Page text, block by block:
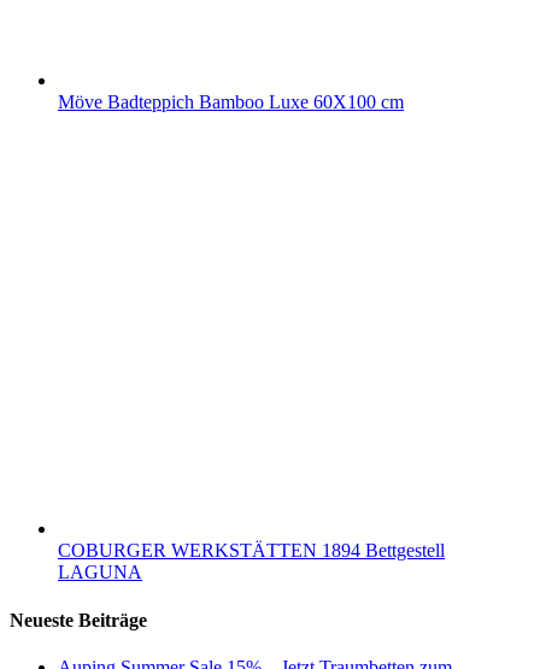
Möve Badteppich Bamboo Luxe 60X100 cm
COBURGER WERKSTÄTTEN 1894 Bettgestell
LAGUNA
Neueste Beiträge